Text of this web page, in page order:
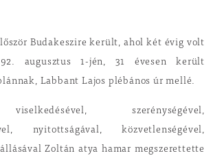
Budakeszire került, ahol két évig volt
augusztus 1-jén, 31 évesen került
Labbant Lajos plébános úr mellé.
szerénységével,
nyitottságával, közvetlenségével,
Zoltán atya hamar megszerettette